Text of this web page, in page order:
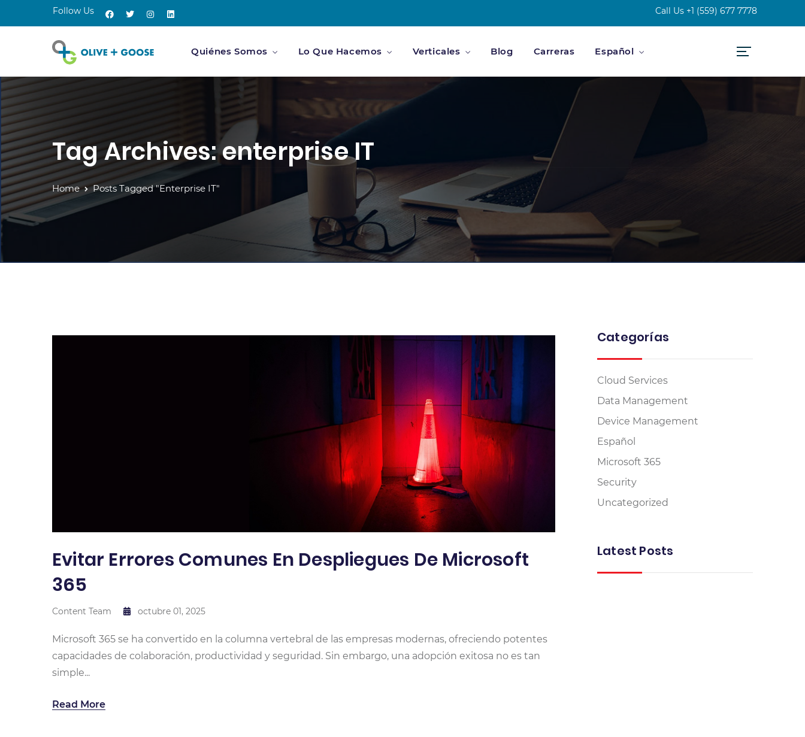
Follow Us Call Us +1 (559) 677 7778
Quiénes Somos Lo Que Hacemos Verticales Blog Carreras Español
Tag Archives: enterprise IT
Home Posts Tagged "enterprise IT"
Evitar Errores Comunes En Despliegues De Microsoft
365
Content Team octubre 01, 2025
Microsoft 365 se ha convertido en la columna vertebral de las empresas modernas, ofreciendo potentes
capacidades de colaboración, productividad y seguridad. Sin embargo, una adopción exitosa no es tan
simple...
Read More
Categorías
Cloud Services
Data Management
Device Management
Español
Microsoft 365
Security
Uncategorized
Latest Posts